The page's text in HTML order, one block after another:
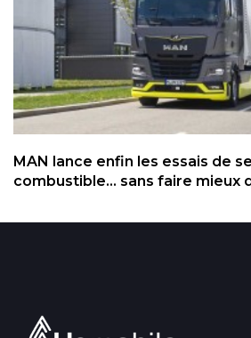
MAN lance enfin les essais de
combustible... sans faire mieux